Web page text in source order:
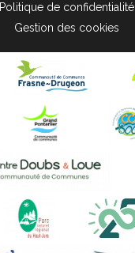
Politique de confidentialité
Gestion des cookies